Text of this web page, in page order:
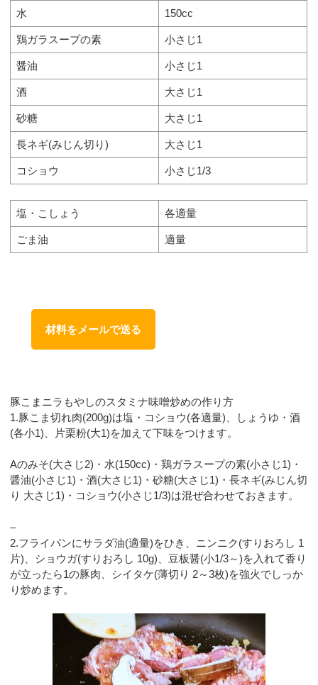
水 150cc
鶏ガラスープの素 小さじ1
醤油 小さじ1
酒 大さじ1
砂糖 大さじ1
長ネギ(みじん切り) 大さじ1
コショウ 小さじ1/3
塩・こしょう 各適量
ごま油 適量
材料をメールで送る
豚こまニラもやしのスタミナ味噌炒めの作り方
1.豚こま切れ肉(200g)は塩・コショウ(各適量)、しょうゆ・酒
(各小1)、片栗粉(大1)を加えて下味をつけます。
Aのみそ(大さじ2)・水(150cc)・鶏ガラスープの素(小さじ1)・
醤油(小さじ1)・酒(大さじ1)・砂糖(大さじ1)・長ネギ(みじん切
り 大さじ1)・コショウ(小さじ1/3)は混ぜ合わせておきます。
–
2.フライパンにサラダ油(適量)をひき、ニンニク(すりおろし 1
片)、ショウガ(すりおろし 10g)、豆板醤(小1/3～)を入れて香り
が立ったら1の豚肉、シイタケ(薄切り 2～3枚)を強火でしっか
り炒めます。